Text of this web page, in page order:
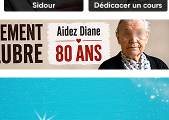
étudier en groupe sur Zoom
Maasser
son Maasser
de faire un don pour 5 enfants déjà orphelins risquent
de faire un don pour Reloger Rivka, 6 enfants, victime
de demander une bénédiction
étudier en groupe sur Zoom
son Maasser